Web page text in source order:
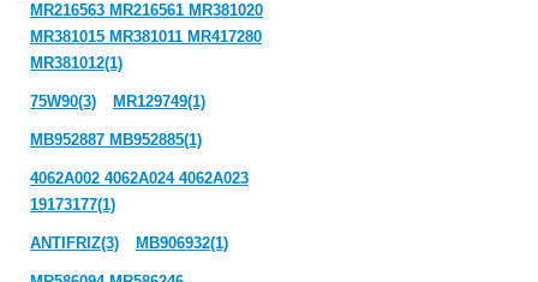
MR216563 MR216561 MR381020
MR381015 MR381011 MR417280
MR381012(1)
75W90(3) MR129749(1)
MB952887 MB952885(1)
4062A002 4062A024 4062A023
19173177(1)
ANTIFRIZ(3) MB906932(1)